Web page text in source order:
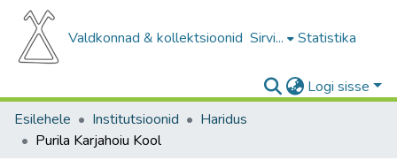
Valdkonnad & kollektsioonid Sirvi... Statistika
Logi sisse
Esilehele
Institutsioonid
Haridus
Purila Karjahoiu Kool